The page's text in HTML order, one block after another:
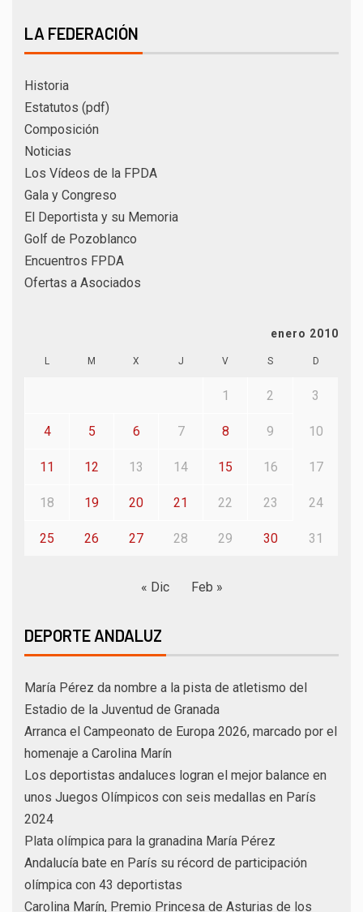
LA FEDERACIÓN
Historia
Estatutos (pdf)
Composición
Noticias
Los Vídeos de la FPDA
Gala y Congreso
El Deportista y su Memoria
Golf de Pozoblanco
Encuentros FPDA
Ofertas a Asociados
enero 2010
L M X J V S D
1 2 3
4 5 6 7 8 9 10
11 12 13 14 15 16 17
18 19 20 21 22 23 24
25 26 27 28 29 30 31
« Dic Feb »
DEPORTE ANDALUZ
María Pérez da nombre a la pista de atletismo del
Estadio de la Juventud de Granada
Arranca el Campeonato de Europa 2026, marcado por el
homenaje a Carolina Marín
Los deportistas andaluces logran el mejor balance en
unos Juegos Olímpicos con seis medallas en París
2024
Plata olímpica para la granadina María Pérez
Andalucía bate en París su récord de participación
olímpica con 43 deportistas
Carolina Marín, Premio Princesa de Asturias de los